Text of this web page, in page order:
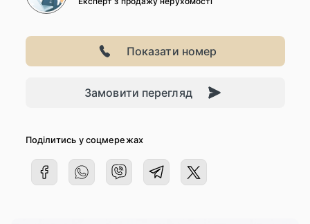
Показати номер
Замовити перегляд
Поділитись у соцмережах